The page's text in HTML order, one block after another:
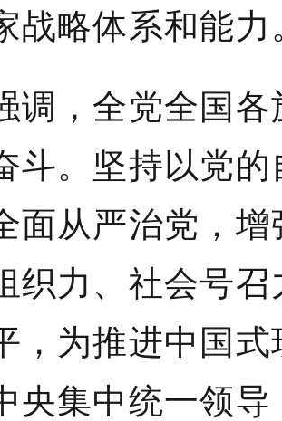
战略体系和能力
调，全党全国
斗。坚持以党
面从严治党，
织力、社会号
，为推进中国
央集中统一领